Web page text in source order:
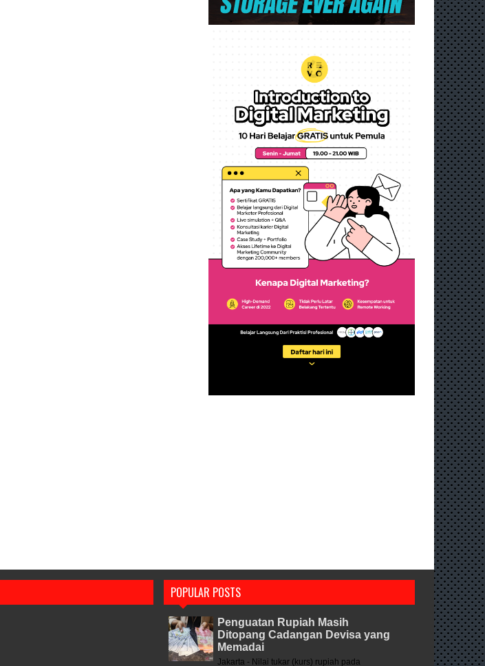
POPULAR POSTS
Penguatan Rupiah Masih
Ditopang Cadangan Devisa yang
Memadai
Jakarta - Nilai tukar (kurs) rupiah pada